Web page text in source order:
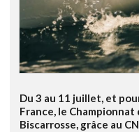
Du 3 au 11 juillet, et
France, le
Biscarrosse, grâce au